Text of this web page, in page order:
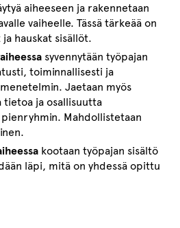
aiheeseen ja rakennetaan
vaiheelle. Tässä tärkeää on
hauskat sisällöt.
syvennytään työpajan
toiminnallisesti ja
Jaetaan myös
tietoa ja osallisuutta
Mahdollistetaan
kootaan työpajan sisältö
läpi, mitä on yhdessä opittu